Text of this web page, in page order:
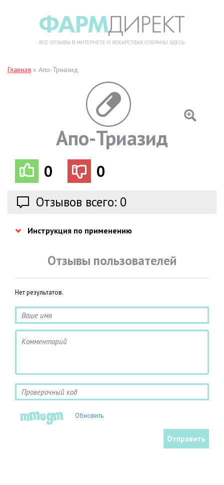
Главная » Апо-Триазид
Апо-Триазид
0 0
Отзывов всего: 0
Инструкция по применению
Отзывы пользователей
Нет результатов.
Обновить